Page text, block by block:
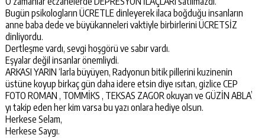
Bugün psikologların ÜCRETLE dinleyerek ilaca boğduğu insanların
anne baba dede ve büyükanneleri vaktiyle birbirlerini ÜCRETSİZ
dinliyordu.
Dertleşme vardı, sevgi hoşgörü ve sabır vardı.
Eşyalar değil insanlar önemliydi.
ARKASI YARIN ‘larla büyüyen, Radyonun bitik pillerini kuzinenin
üstüne koyup birkaç gün daha idere etsin diye ısıtan, gizlice CEP
FOTO ROMAN , TOMMİKS , TEKSAS ZAGOR okuyan ve GÜZİN ABLA’
yı takip eden her kim varsa bu yazı onlara hediye olsun.
Herkese Selam,
Herkese Saygı.